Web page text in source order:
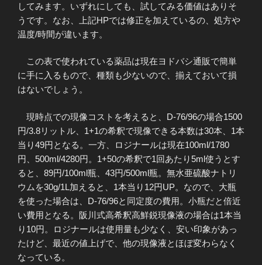
してみます。いずれにしても、試してみる価値はありそ
うです。なお、上記HPでは修正を加えているの、処方や
温度/時間が違います。
この表で使われている薬品は現在ヨドバシ通販で簡単
に手に入るもので、種類も少ないので、揃えておいて損
はないでしょう。
現時点での現像コストを考えると、D-76/96の場合1500
円/3.8リットル、1+1の希釈で現像できる本数は30本、1本
当り49円となる。一方、ロジナールは現在100ml/1780
円、500ml/4280円。1+50の希釈で1回あたり5ml使うとす
ると、89円/100ml瓶、43円/500ml瓶。無水亜硫酸ナトリ
ウムを30g/1L加えると、1本当り12円UP。なので、大瓶
を使った場合は、D-76/96と同定度の費用。小瓶だと倍近
い費用となる。阪川式高希釈高鮮鋭現像液の場合は1本当
り10円。ロジナールは使用量も少なく、安い印象があっ
たけど、最近の値上げで、他の現像液とほぼ変わらなく
なっている。